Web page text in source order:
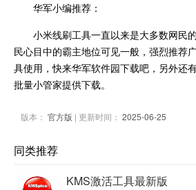
华军小编推荐：
小米线刷工具一直以来是大多数网民
民心目中的霸主地位可见一般，强烈推荐
具使用，快来华军软件园下载吧，另外还
批量小管家提供下载。
版本： 官方版 | 更新时间： 2025-06-25
同类推荐
KMS激活工具最新版